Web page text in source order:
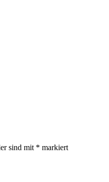
sind mit * markiert